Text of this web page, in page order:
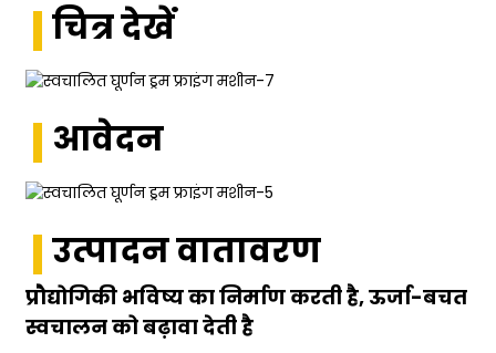
चित्र देखें
आवेदन
उत्पादन वातावरण
प्रौद्योगिकी भविष्य का निर्माण करती है, ऊर्जा-बचत
स्वचालन को बढ़ावा देती है